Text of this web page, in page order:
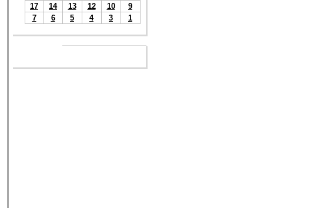
17
14 13 12 10
9
7
6 5 4 3 1